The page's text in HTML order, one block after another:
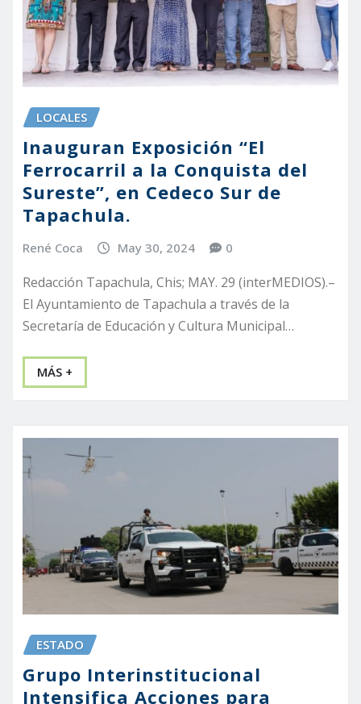
LOCALES
Inauguran Exposición “El
Ferrocarril a la Conquista del
Sureste”, en Cedeco Sur de
Tapachula.
René Coca May 30, 2024 0
Redacción Tapachula, Chis; MAY. 29 (interMEDIOS).–
El Ayuntamiento de Tapachula a través de la
Secretaría de Educación y Cultura Municipal…
MÁS +
ESTADO
Grupo Interinstitucional
Intensifica Acciones para